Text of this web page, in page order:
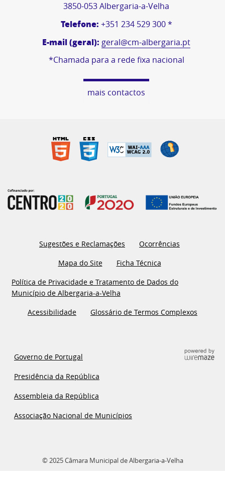
3850-053 Albergaria-a-Velha
Telefone: +351 234 529 300 *
E-mail (geral): geral@cm-albergaria.pt
*Chamada para a rede fixa nacional
mais contactos
Sugestões e Reclamações
Ocorrências
Mapa do Site
Ficha Técnica
Política de Privacidade e Tratamento de Dados do
Município de Albergaria-a-Velha
Acessibilidade
Glossário de Termos Complexos
Governo de Portugal
Presidência da República
Assembleia da República
Associação Nacional de Municípios
© 2025 Câmara Municipal de Albergaria-a-Velha